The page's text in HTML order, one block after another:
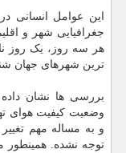
این عوامل انسانی
جغرافیایی شهر و
هر سه روز، یک روز
ترین شهرهای جهان
بررسی ها نشان
وضعیت کیفیت هوای
و به مساله مهم تغییر
توجه نشده. همینطور